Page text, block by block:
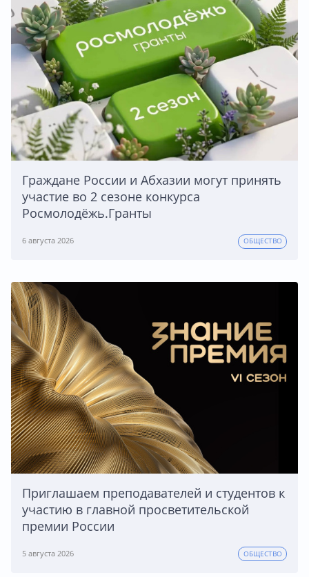
Граждане России и Абхазии могут принять
участие во 2 сезоне конкурса
Росмолодёжь.Гранты
6 августа 2026 ОБЩЕСТВО
Приглашаем преподавателей и студентов к
участию в главной просветительской
премии России
5 августа 2026 ОБЩЕСТВО